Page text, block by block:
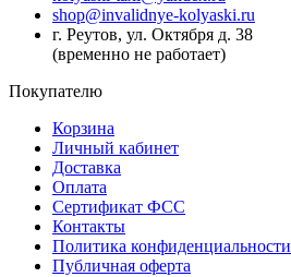
shop@invalidnye-kolyaski.ru
г. Реутов, ул. Октября д. 38
(временно не работает)
Покупателю
Корзина
Личный кабинет
Доставка
Оплата
Сертификат ФСС
Контакты
Политика конфиденциальности
Публичная оферта